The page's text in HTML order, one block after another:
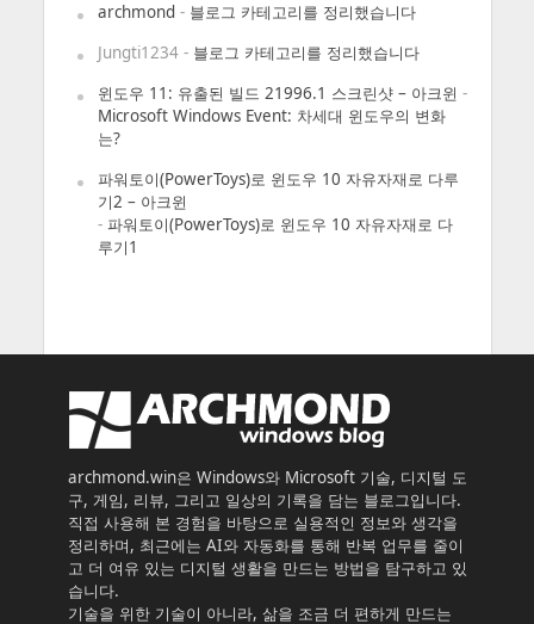
archmond- 블로그 카테고리를 정리했습니다
Jungti1234- 블로그 카테고리를 정리했습니다
윈도우 11: 유출된 빌드 21996.1 스크린샷 – 아크윈 -
Microsoft Windows Event: 차세대 윈도우의 변화
는?
파워토이(PowerToys)로 윈도우 10 자유자재로 다루
기2 – 아크윈
- 파워토이(PowerToys)로 윈도우 10 자유자재로 다
루기1
archmond.win은 Windows와 Microsoft 기술, 디지털 도
구, 게임, 리뷰, 그리고 일상의 기록을 담는 블로그입니다.
직접 사용해 본 경험을 바탕으로 실용적인 정보와 생각을
정리하며, 최근에는 AI와 자동화를 통해 반복 업무를 줄이
고 더 여유 있는 디지털 생활을 만드는 방법을 탐구하고 있
습니다.
기술을 위한 기술이 아니라, 삶을 조금 더 편하게 만드는